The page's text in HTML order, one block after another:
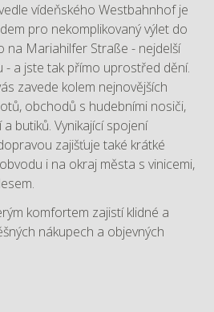
vídeňského Westbahnhof je
pro nekomplikovaný výlet do
na Mariahilfer Straße - nejdelší
- a jste tak přímo uprostřed dění.
zavede kolem nejnovějších
obchodů s hudebními nosiči,
butiků. Vynikající spojení
zajišťuje také krátké
i na okraj města s vinicemi,
komfortem zajistí klidné a
nákupech a objevných